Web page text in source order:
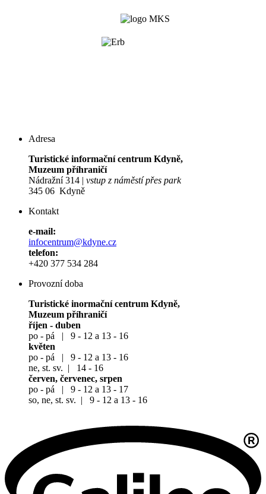
Adresa
Turistické informační centrum Kdyně,
Muzeum příhraničí
Nádražní 314 | vstup z náměstí přes park
345 06 Kdyně
Kontakt
e-mail:
infocentrum@kdyne.cz
telefon:
+420 377 534 284
Provozní doba
Turistické inormační centrum Kdyně,
Muzeum příhraničí
říjen - duben
po - pá | 9 - 12 a 13 - 16
květen
po - pá | 9 - 12 a 13 - 16
ne, st. sv. | 14 - 16
červen, červenec, srpen
po - pá | 9 - 12 a 13 - 17
so, ne, st. sv. | 9 - 12 a 13 - 16